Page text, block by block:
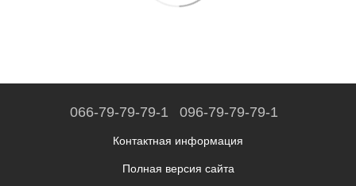
066-79-79-79-1 096-79-79-79-1
Контактная информация
Полная версия сайта